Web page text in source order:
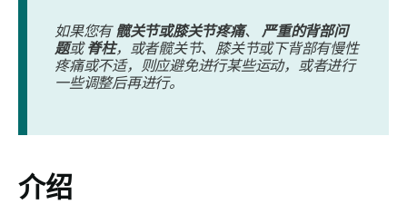
如果您有髋关节或膝关节疼痛、严重的背部问
题或脊柱，或者髋关节、膝关节或下背部有慢性
疼痛或不适，则应避免进行某些运动，或者进行
一些调整后再进行。
介绍